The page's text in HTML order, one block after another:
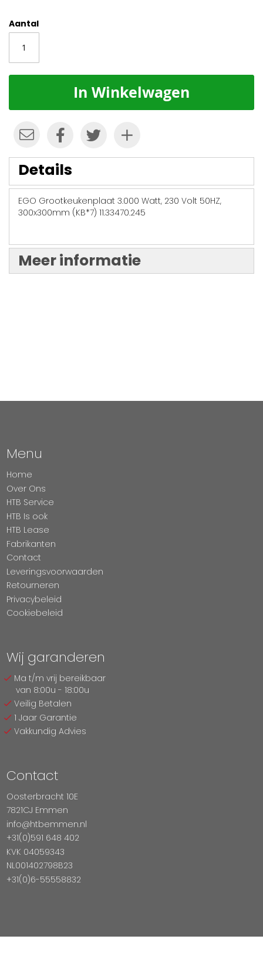
Aantal
In Winkelwagen
Details
EGO Grootkeukenplaat 3.000 Watt, 230 Volt 50HZ,
300x300mm (KB*7) 11.33470.245
Meer informatie
Menu
Home
Over Ons
HTB Service
HTB Is ook
HTB Lease
Fabrikanten
Contact
Leveringsvoorwaarden
Retourneren
Privacybeleid
Cookiebeleid
Wij garanderen
Ma t/m vrij bereikbaar
van 8:00u - 18:00u
Veilig Betalen
1 Jaar Garantie
Vakkundig Advies
Contact
Oosterbracht 10E
7821CJ Emmen
info@htbemmen.nl
+31(0)591 648 402
KVK 04059343
NL001402798B23
+31(0)6-55558832